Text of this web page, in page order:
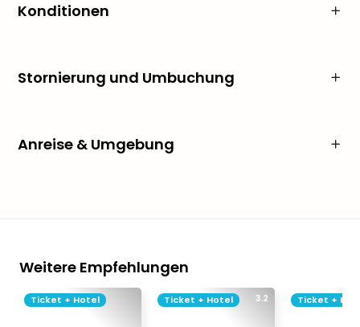
Konditionen
Stornierung und Umbuchung
Anreise & Umgebung
Weitere Empfehlungen
Ticket + Hotel 3.2
Ticket + Hotel Ticket +